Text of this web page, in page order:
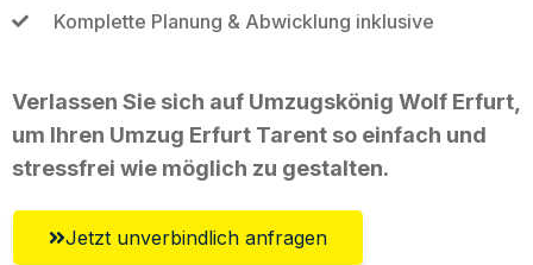
Komplette Planung & Abwicklung inklusive
Verlassen Sie sich auf Umzugskönig Wolf Erfurt,
um Ihren Umzug Erfurt Tarent so einfach und
stressfrei wie möglich zu gestalten.
Jetzt unverbindlich anfragen